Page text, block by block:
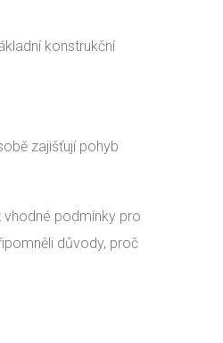
konstrukční
zajišťují pohyb
podmínky pro
důvody, proč